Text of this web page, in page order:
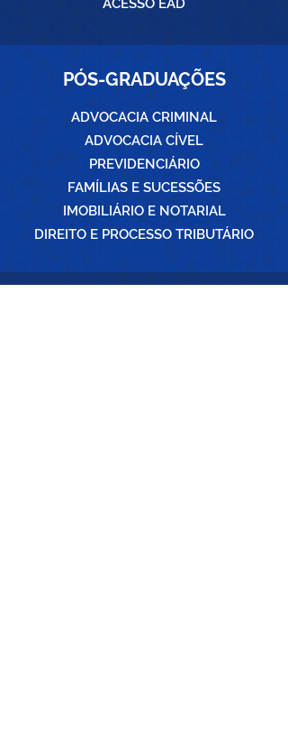
ACESSO EAD
PÓS-GRADUAÇÕES
ADVOCACIA CRIMINAL
ADVOCACIA CÍVEL
PREVIDENCIÁRIO
FAMÍLIAS E SUCESSÕES
IMOBILIÁRIO E NOTARIAL
DIREITO E PROCESSO TRIBUTÁRIO